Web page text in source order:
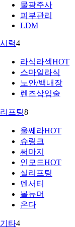
물광주사
피부관리
LDM
시력4
라식라섹HOT
스마일라식
노안/백내장
렌즈삽입술
리프팅8
울쎄라HOT
슈링크
써마지
인모드HOT
실리프팅
덴서티
볼뉴머
온다
기타4